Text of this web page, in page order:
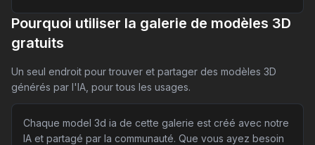
Pourquoi utiliser la galerie de modèles 3D
gratuits
Un seul endroit pour trouver et partager des modèles 3D
générés par l'IA, pour tous les usages.
Chaque model 3d ia de cette galerie est créé avec notre
IA et partagé par la communauté. Que vous ayez besoin